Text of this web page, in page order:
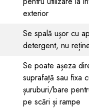
exterior
Se spală ușor cu
detergent, nu
Se poate așeza
suprafață sau fixa
șuruburi/bare
pe scări și rampe